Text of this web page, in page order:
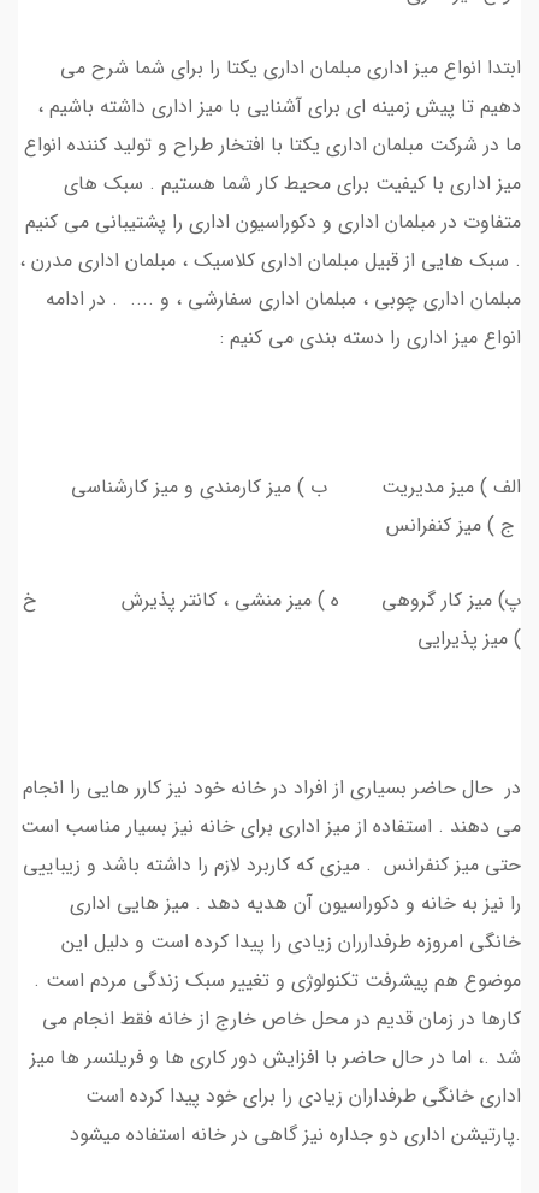
ابتدا انواع میز اداری مبلمان اداری یکتا را برای شما شرح می
دهیم تا پیش زمینه ای برای آشنایی با میز اداری داشته باشیم ،
ما در شرکت مبلمان اداری یکتا با افتخار طراح و تولید کننده انواع
میز اداری با کیفیت برای محیط کار شما هستیم . سبک های
متفاوت در مبلمان اداری و دکوراسیون اداری را پشتیبانی می کنیم
. سبک هایی از قبیل مبلمان اداری کلاسیک ، مبلمان اداری مدرن ،
مبلمان اداری چوبی ، مبلمان اداری سفارشی ، و .... . در ادامه
انواع میز اداری را دسته بندی می کنیم :
الف ) میز مدیریت ب ) میز کارمندی و میز کارشناسی
ج ) میز کنفرانس
پ) میز کار گروهی ه ) میز منشی ، کانتر پذیرش خ
) میز پذیرایی
در حال حاضر بسیاری از افراد در خانه خود نیز کارر هایی را انجام
می دهند . استفاده از میز اداری برای خانه نیز بسیار مناسب است
حتی میز کنفرانس . میزی که کاربرد لازم را داشته باشد و زیباییی
را نیز به خانه و دکوراسیون آن هدیه دهد . میز هایی اداری
خانگی امروزه طرفدارران زیادی را پیدا کرده است و دلیل این
موضوع هم پیشرفت تکنولوژی و تغییر سبک زندگی مردم است .
کارها در زمان قدیم در محل خاص خارج از خانه فقط انجام می
شد .، اما در حال حاضر با افزایش دور کاری ها و فریلنسر ها میز
اداری خانگی طرفداران زیادی را برای خود پیدا کرده است
.پارتیشن اداری دو جداره نیز گاهی در خانه استفاده میشود